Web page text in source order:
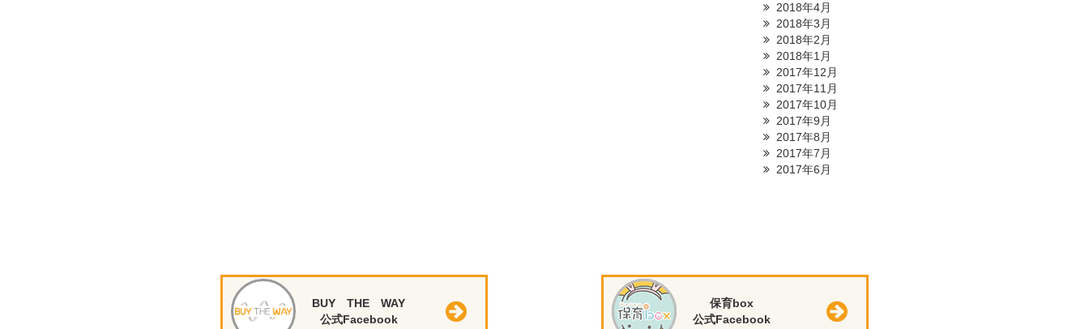
2018年4月
2018年3月
2018年2月
2018年1月
2017年12月
2017年11月
2017年10月
2017年9月
2017年8月
2017年7月
2017年6月
BUY THE WAY
公式Facebook
保育box
公式Facebook